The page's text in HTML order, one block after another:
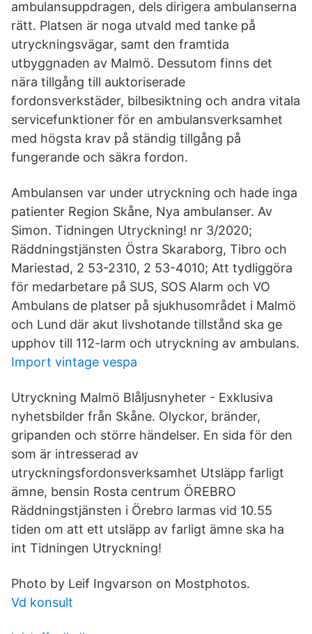
ambulansuppdragen, dels dirigera ambulanserna
rätt. Platsen är noga utvald med tanke på
utryckningsvägar, samt den framtida
utbyggnaden av Malmö. Dessutom finns det
nära tillgång till auktoriserade
fordonsverkstäder, bilbesiktning och andra vitala
servicefunktioner för en ambulansverksamhet
med högsta krav på ständig tillgång på
fungerande och säkra fordon.
Ambulansen var under utryckning och hade inga
patienter Region Skåne, Nya ambulanser. Av
Simon. Tidningen Utryckning! nr 3/2020;
Räddningstjänsten Östra Skaraborg, Tibro och
Mariestad, 2 53-2310, 2 53-4010; Att tydliggöra
för medarbetare på SUS, SOS Alarm och VO
Ambulans de platser på sjukhusområdet i Malmö
och Lund där akut livshotande tillstånd ska ge
upphov till 112-larm och utryckning av ambulans.
Import vintage vespa
Utryckning Malmö Blåljusnyheter - Exklusiva
nyhetsbilder från Skåne. Olyckor, bränder,
gripanden och större händelser. En sida för den
som är intresserad av
utryckningsfordonsverksamhet Utsläpp farligt
ämne, bensin Rosta centrum ÖREBRO
Räddningstjänsten i Örebro larmas vid 10.55
tiden om att ett utsläpp av farligt ämne ska ha
int Tidningen Utryckning!
Photo by Leif Ingvarson on Mostphotos.
Vd konsult